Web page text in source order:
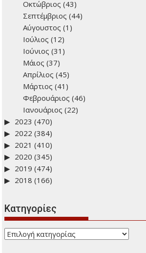
Οκτώβριος (43)
Σεπτέμβριος (44)
Αύγουστος (1)
Ιούλιος (12)
Ιούνιος (31)
Μάιος (37)
Απρίλιος (45)
Μάρτιος (41)
Φεβρουάριος (46)
Ιανουάριος (22)
2023 (470)
2022 (384)
2021 (410)
2020 (345)
2019 (474)
2018 (166)
Kατηγορίες
Kατηγορίες